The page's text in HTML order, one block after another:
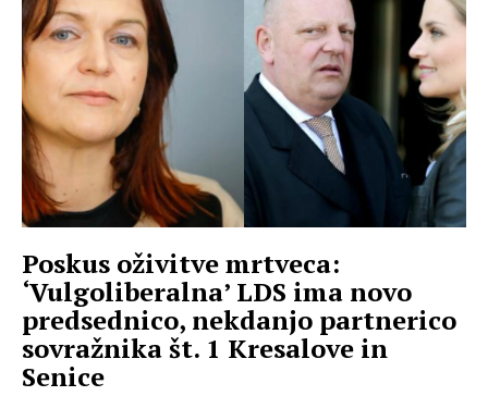
Poskus oživitve mrtveca:
‘Vulgoliberalna’ LDS ima novo
predsednico, nekdanjo partnerico
sovražnika št. 1 Kresalove in
Senice